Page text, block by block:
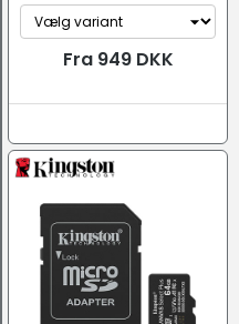
Fra 949 DKK